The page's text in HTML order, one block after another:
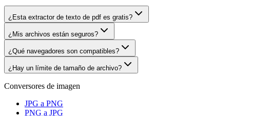
¿Esta extractor de texto de pdf es gratis?
¿Mis archivos están seguros?
¿Qué navegadores son compatibles?
¿Hay un límite de tamaño de archivo?
Conversores de imagen
JPG a PNG
PNG a JPG